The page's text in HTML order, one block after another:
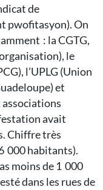
de
pwofitasyon). On
: la CGTG,
le
l’UPLG (Union
et
avait
Chiffre très
000 habitants).
moins de 1 000
dans les rues de